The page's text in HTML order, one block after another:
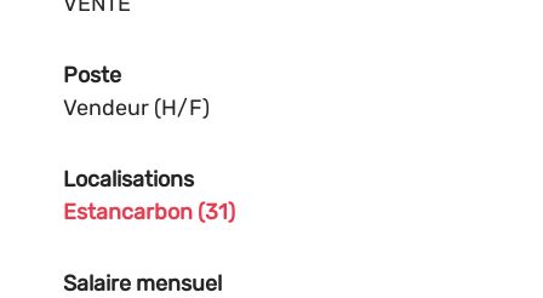
Poste
Vendeur (H/F)
Localisations
Estancarbon (31)
Salaire mensuel